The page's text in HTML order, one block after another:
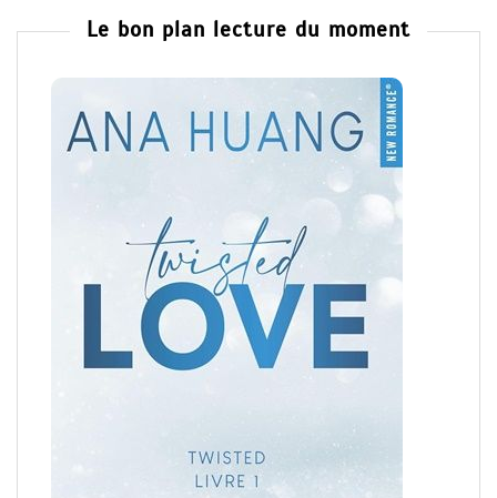
Le bon plan lecture du moment